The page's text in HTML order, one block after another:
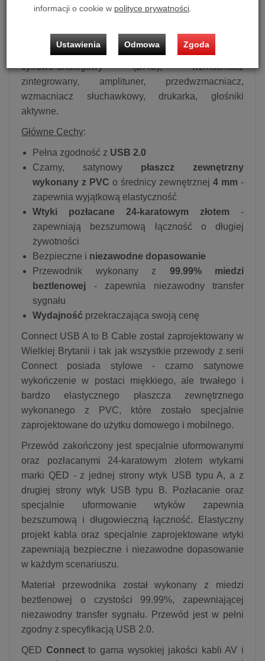
USB typu A, a z drugiej strony wtykiem USB typu B,
portem USB-A tj. laptop, komputer, transport sieciowy
do urządzeń z portem USB-B, tj. przetwornik
cyfrowo-analogowy (DAC), wzmacniacz
zintegrowany, amplituner, przedwzmacniacz,
wzmacniacz słuchawkowy, drukarka, głośniki
aktywne.
Główne Cechy:
Pełna zgodność z USB 2.0
Czarny, satynowy płaszcz zewnętrzny
wykonany z PVC o średnicy zewnętrznej 4 mm -
zapewnia wyjątkową elastyczność
Wtyki pozłacane 24-karatowym złotem -
zapewniają bezszumową łączność o długiej
żywotności
Bezpieczne i niezawodne dopasowanie
Przewodnik wykonany z 99.99% miedzi
beztlenowej - zapewnia niezawodny transfer
sygnału
Wydajność przekraczająca swoją cenę
Connect USB A to B Cable został zaprojektowany w
Wielkiej Brytanii i tak jak wszystkie przewody z serii
Connect posiada stylowe - czarno satynowe
wykończenie w postaci miękkiego, ale trwałego i
bardzo elastycznego płaszcza zewnętrznego
wykonanego z PVC, które zostało specjalnie
zaprojektowane do użytku domowego i mobilnego.
Przewód zakończony jest specjalnie uformowanymi
oraz pozłacanymi 24-karatowym złotem wtykami
marki QED - z jednej strony wtyk USB typu A, a z
drugiej strony wtyk USB typu B. Pozłacanie oraz
specjalnie uformowanie wtyków zapewnia
bezszumową i długowieczną łączność. Elastyczny
projekt kabla oraz specjalnie zaprojektowane wtyki
zapewniają bezpieczne i niezawodne dopasowanie
w każdym scenariuszu.
Materiał przewodnika został wykonany z miedzi
beztlenowej o czystości 99.99%, zapewniającej
niezawodny transfer sygnału. Przewód jest w pełni
zgodny z specyfikacją USB 2.0.
QED Connectto gama wysokiej jakości kabli AV i
informacji o cookie w polityce prywatności.
Ustawienia Odmowa Zgoda